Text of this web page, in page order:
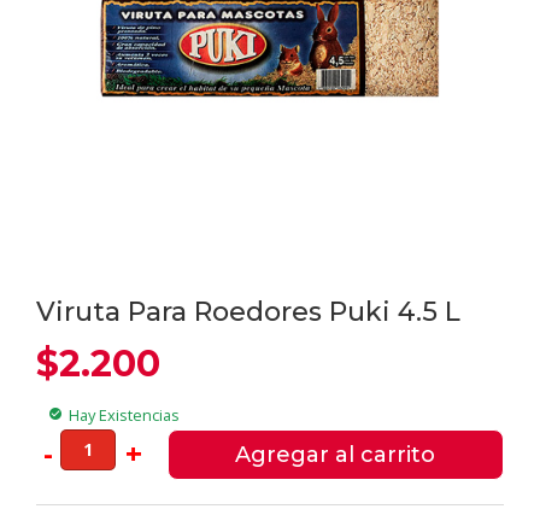
Viruta Para Roedores Puki 4.5 L
$2.200
check_circle Hay Existencias
- Viruta
Para
+ Agregar al carrito